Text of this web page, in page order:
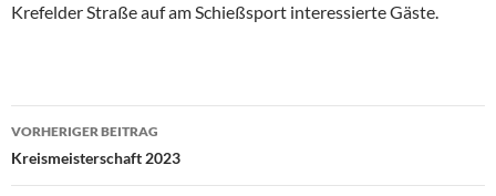
Krefelder Straße auf am Schießsport interessierte Gäste.
Beitragsnavigation
VORHERIGER BEITRAG
Kreismeisterschaft 2023